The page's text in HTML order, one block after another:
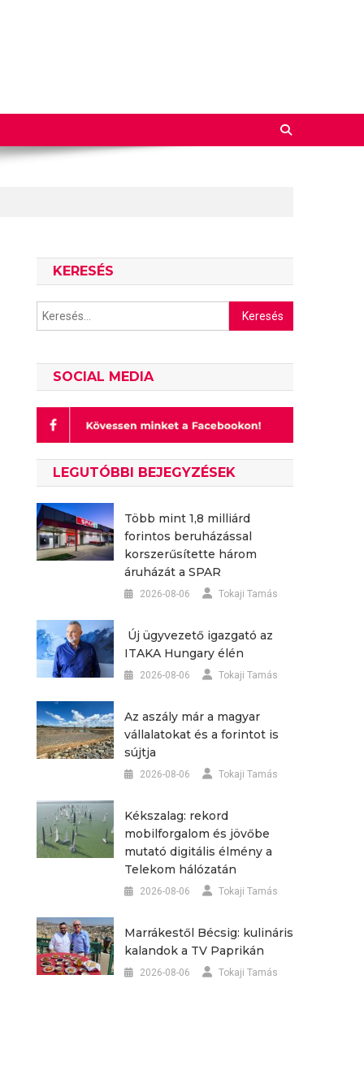
KERESÉS
Keresés:
SOCIAL MEDIA
LEGUTÓBBI BEJEGYZÉSEK
Több mint 1,8 milliárd
forintos beruházással
korszerűsítette három
áruházát a SPAR
2026-08-06 Tokaji Tamás
Új ügyvezető igazgató az
ITAKA Hungary élén
2026-08-06 Tokaji Tamás
Az aszály már a magyar
vállalatokat és a forintot is
sújtja
2026-08-06 Tokaji Tamás
Kékszalag: rekord
mobilforgalom és jövőbe
mutató digitális élmény a
Telekom hálózatán
2026-08-06 Tokaji Tamás
Marrákestől Bécsig: kulináris
kalandok a TV Paprikán
2026-08-06 Tokaji Tamás